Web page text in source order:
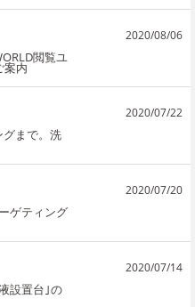
2020/08/06
閲覧ユ
案内
2020/07/22
グまで。洗
2020/07/20
ゲティング
2020/07/14
設置台｣の